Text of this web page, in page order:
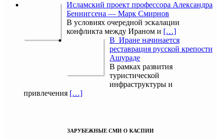
Исламский проект профессора Александра
Беннигсена — Марк Смирнов
В условиях очередной эскалации
конфликта между Ираном и […]
В Иране начинается
реставрация русской крепости
Ашураде
В рамках развития
туристической
инфраструктуры и
привлечения […]
ЗАРУБЕЖНЫЕ СМИ О КАСПИИ